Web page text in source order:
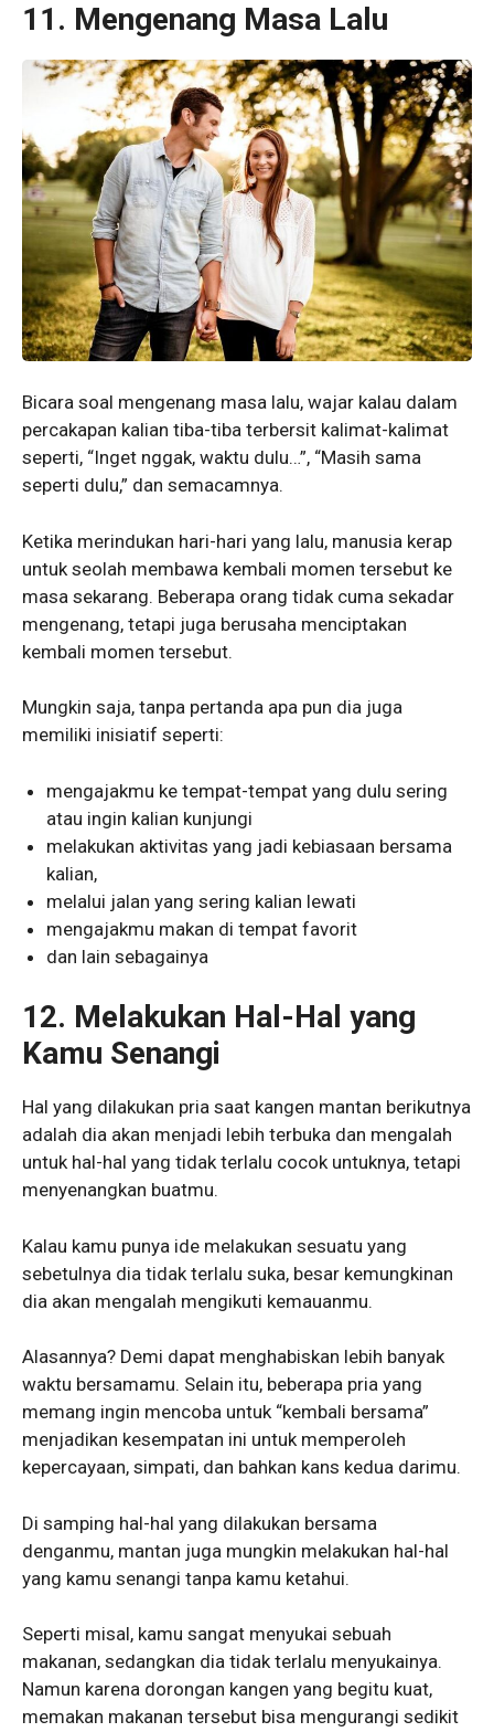
11. Mengenang Masa Lalu
Bicara soal mengenang masa lalu, wajar kalau dalam
percakapan kalian tiba-tiba terbersit kalimat-kalimat
seperti, “Inget nggak, waktu dulu…”, “Masih sama
seperti dulu,” dan semacamnya.
Ketika merindukan hari-hari yang lalu, manusia kerap
untuk seolah membawa kembali momen tersebut ke
masa sekarang. Beberapa orang tidak cuma sekadar
mengenang, tetapi juga berusaha menciptakan
kembali momen tersebut.
Mungkin saja, tanpa pertanda apa pun dia juga
memiliki inisiatif seperti:
mengajakmu ke tempat-tempat yang dulu sering
atau ingin kalian kunjungi
melakukan aktivitas yang jadi kebiasaan bersama
kalian,
melalui jalan yang sering kalian lewati
mengajakmu makan di tempat favorit
dan lain sebagainya
12. Melakukan Hal-Hal yang
Kamu Senangi
Hal yang dilakukan pria saat kangen mantan berikutnya
adalah dia akan menjadi lebih terbuka dan mengalah
untuk hal-hal yang tidak terlalu cocok untuknya, tetapi
menyenangkan buatmu.
Kalau kamu punya ide melakukan sesuatu yang
sebetulnya dia tidak terlalu suka, besar kemungkinan
dia akan mengalah mengikuti kemauanmu.
Alasannya? Demi dapat menghabiskan lebih banyak
waktu bersamamu. Selain itu, beberapa pria yang
memang ingin mencoba untuk “kembali bersama”
menjadikan kesempatan ini untuk memperoleh
kepercayaan, simpati, dan bahkan kans kedua darimu.
Di samping hal-hal yang dilakukan bersama
denganmu, mantan juga mungkin melakukan hal-hal
yang kamu senangi tanpa kamu ketahui.
Seperti misal, kamu sangat menyukai sebuah
makanan, sedangkan dia tidak terlalu menyukainya.
Namun karena dorongan kangen yang begitu kuat,
memakan makanan tersebut bisa mengurangi sedikit